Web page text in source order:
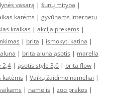
vasarą | šunų mityba |
katėms | gyvūnams internetu
kraikas | akcija prekems |
| brita | ismokyti katina |
aluna | brita aluna ąsotis | marella
2,4 | ąsotis style 3,6 | brita flow |
katėms | Vaikų žaidimo nameliai |
| namelis | zoo prekes |